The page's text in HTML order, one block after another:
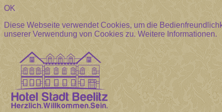
OK
Diese Webseite verwendet Cookies, um die
unserer Verwendung von Cookies zu.Weitere Informationen.